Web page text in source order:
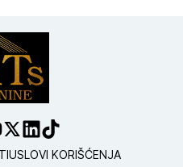
USLOVI KORIŠĆENJA